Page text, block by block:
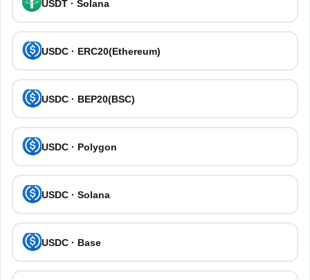
USDT · Solana
USDC · ERC20(Ethereum)
USDC · BEP20(BSC)
USDC · Polygon
USDC · Solana
USDC · Base